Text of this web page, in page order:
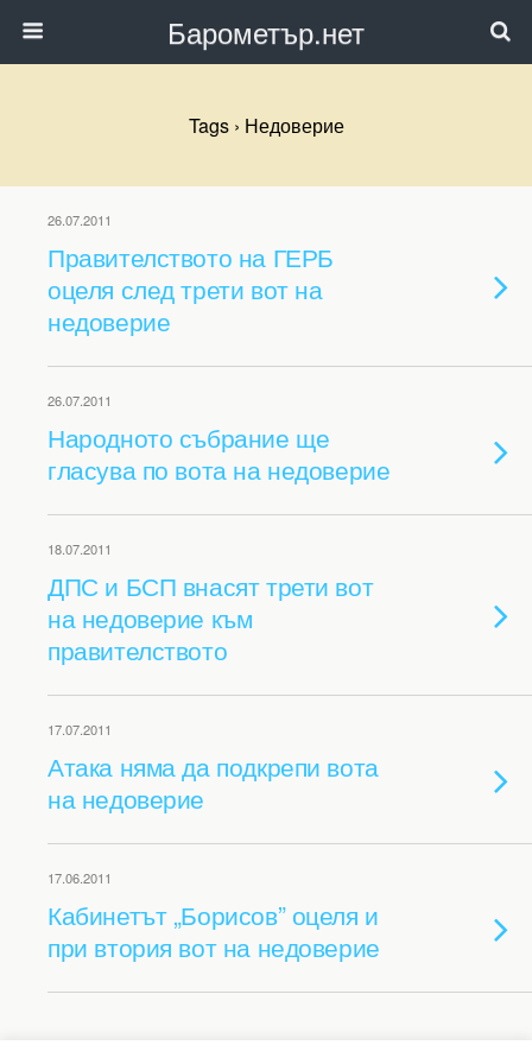
Барометър.нет
Tags › Недоверие
26.07.2011
Правителството на ГЕРБ
оцеля след трети вот на
недоверие
26.07.2011
Народното събрание ще
гласува по вота на недоверие
18.07.2011
ДПС и БСП внасят трети вот
на недоверие към
правителството
17.07.2011
Атака няма да подкрепи вота
на недоверие
17.06.2011
Кабинетът „Борисов” оцеля и
при втория вот на недоверие